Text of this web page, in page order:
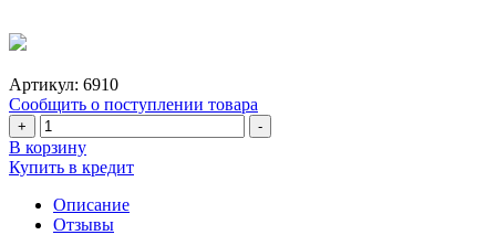
Артикул: 6910
Сообщить о поступлении товара
+ -
В корзину
Купить в кредит
Описание
Отзывы